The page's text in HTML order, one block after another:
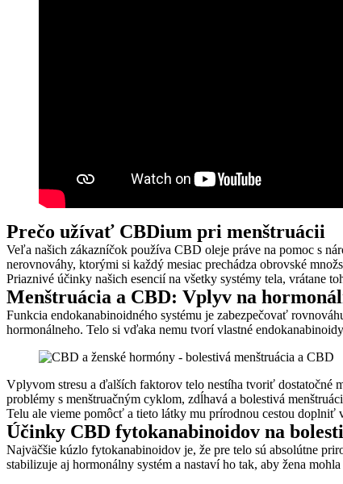
Prečo užívať CBDium pri menštruácii
Veľa našich zákazníčok používa CBD oleje práve na pomoc s
nerovnováhy, ktorými si každý mesiac prechádza obrovské
Priaznivé účinky našich esencií na všetky systémy tela, vrátane
Menštruácia a CBD: Vplyv na
Funkcia endokanabinoidného systému je zabezpečovať
hormonálneho. Telo si vďaka nemu tvorí vlastné
Vplyvom stresu a ďalších faktorov telo nestíha tvoriť dostatočné
problémy s menštruačným cyklom, zdĺhavá a bolestivá
Telu ale vieme pomôcť a tieto látky mu prírodnou cestou doplniť
Účinky CBD fytokanabinoidov na
Najväčšie kúzlo fytokanabinoidov je, že pre telo sú absolútne
stabilizuje aj hormonálny systém a nastaví ho tak, aby žena